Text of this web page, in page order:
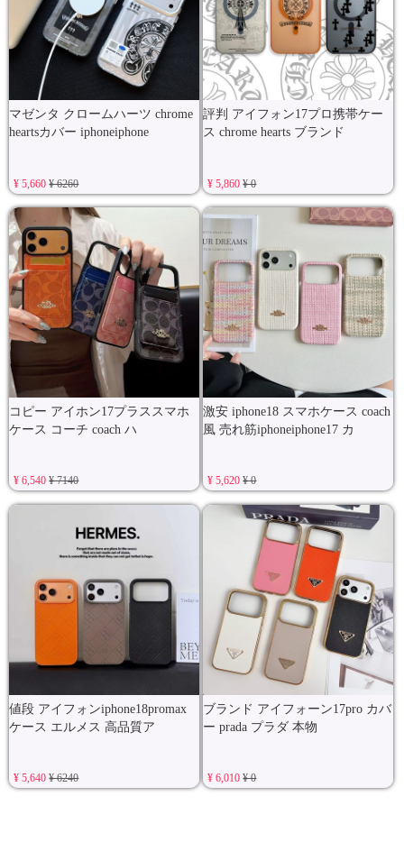
マゼンタ クロームハーツ chrome
heartsカバー iphoneiphone
¥ 5,660¥ 6260
評判 アイフォン17プロ携帯ケー
ス chrome hearts ブランド
¥ 5,860¥ 0
コピー アイホン17プラススマホ
ケース コーチ coach ハ
¥ 6,540¥ 7140
激安 iphone18 スマホケース coach
風 売れ筋iphoneiphone17 カ
¥ 5,620¥ 0
値段 アイフォンiphone18promax
ケース エルメス 高品質ア
¥ 5,640¥ 6240
ブランド アイフォーン17pro カバ
ー prada プラダ 本物
¥ 6,010¥ 0